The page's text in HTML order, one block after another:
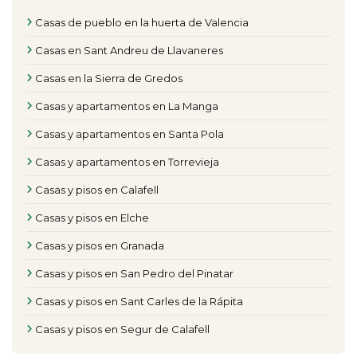
Casas de pueblo en la huerta de Valencia
Casas en Sant Andreu de Llavaneres
Casas en la Sierra de Gredos
Casas y apartamentos en La Manga
Casas y apartamentos en Santa Pola
Casas y apartamentos en Torrevieja
Casas y pisos en Calafell
Casas y pisos en Elche
Casas y pisos en Granada
Casas y pisos en San Pedro del Pinatar
Casas y pisos en Sant Carles de la Rápita
Casas y pisos en Segur de Calafell